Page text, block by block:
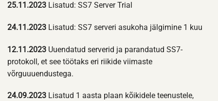
25.11.2023 Lisatud: SS7 Server Trial
24.11.2023 Lisatud: SS7 serveri asukoha jälgimine 1 kuu
12.11.2023 Uuendatud serverid ja parandatud SS7-
protokoll, et see töötaks eri riikide viimaste
võrguuuendustega.
24.09.2023 Lisatud 1 aasta plaan kõikidele teenustele,